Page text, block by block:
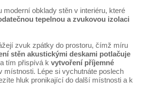
moderní obklady stěn v interiéru, které
tepelnou a zvukovou izolaci
zvuk zpátky do prostoru, čímž míru
stěn akustickými deskami potlačuje
a tím přispívá k vytvoření příjemné
místnosti. Lépe si vychutnáte poslech
hluk pronikající do další místnosti a k